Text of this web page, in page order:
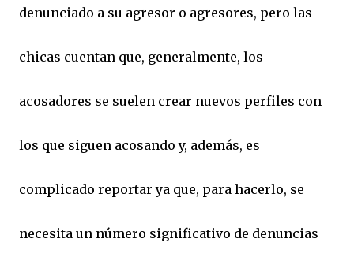
denunciado a su agresor o agresores, pero las
chicas cuentan que, generalmente, los
acosadores se suelen crear nuevos perfiles con
los que siguen acosando y, además, es
complicado reportar ya que, para hacerlo, se
necesita un número significativo de denuncias